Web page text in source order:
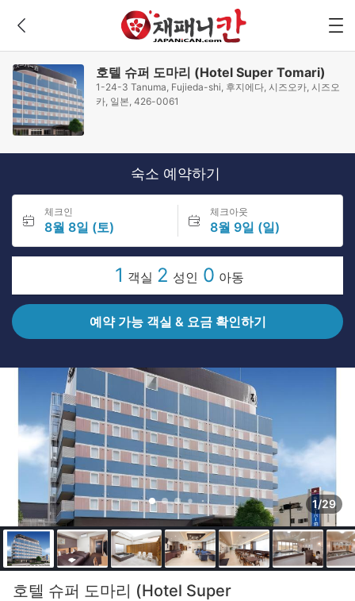
호텔 슈퍼 도마리 (Hotel Super Tomari)
1-24-3 Tanuma, Fujieda-shi, 후지에다, 시즈오카, 시즈오
카, 일본, 426-0061
숙소 예약하기
체크인
8월 8일 (토)
체크아웃
8월 9일 (일)
1 객실 2 성인 0 아동
예약 가능 객실 & 요금 확인하기
1/29
호텔 슈퍼 도마리 (Hotel Super